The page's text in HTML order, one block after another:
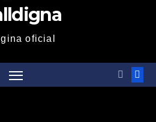
oficial